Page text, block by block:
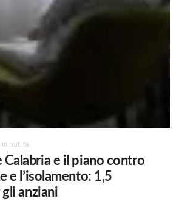
minuti fa
Calabria e il piano contro
e l’isolamento: 1,5
anziani